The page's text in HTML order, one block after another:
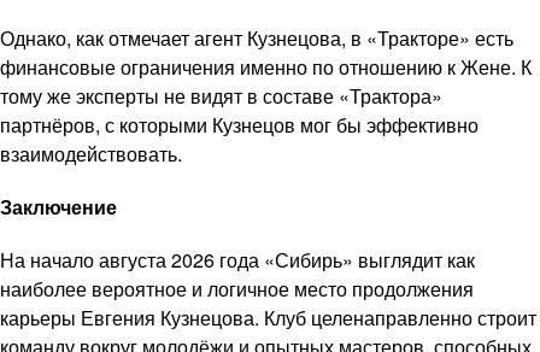
Однако, как отмечает агент Кузнецова, в «Тракторе» есть
финансовые ограничения именно по отношению к Жене. К
тому же эксперты не видят в составе «Трактора»
партнёров, с которыми Кузнецов мог бы эффективно
взаимодействовать.
Заключение
На начало августа 2026 года «Сибирь» выглядит как
наиболее вероятное и логичное место продолжения
карьеры Евгения Кузнецова. Клуб целенаправленно строит
команду вокруг молодёжи и опытных мастеров, способных